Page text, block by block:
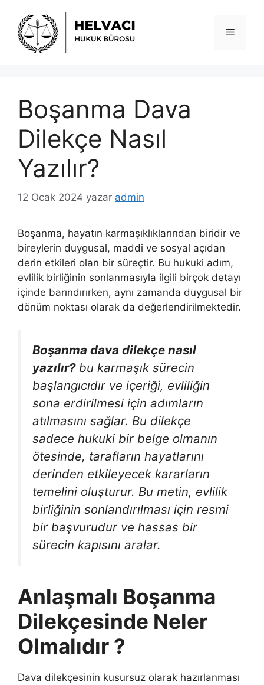
Menü
Boşanma Dava
Dilekçe Nasıl
Yazılır?
12 Ocak 2024 yazar admin
Boşanma, hayatın karmaşıklıklarından biridir ve
bireylerin duygusal, maddi ve sosyal açıdan
derin etkileri olan bir süreçtir. Bu hukuki adım,
evlilik birliğinin sonlanmasıyla ilgili birçok detayı
içinde barındırırken, aynı zamanda duygusal bir
dönüm noktası olarak da değerlendirilmektedir.
Boşanma dava dilekçe nasıl
yazılır?bu karmaşık sürecin
başlangıcıdır ve içeriği, evliliğin
sona erdirilmesi için adımların
atılmasını sağlar. Bu dilekçe
sadece hukuki bir belge olmanın
ötesinde, tarafların hayatlarını
derinden etkileyecek kararların
temelini oluşturur. Bu metin, evlilik
birliğinin sonlandırılması için resmi
bir başvurudur ve hassas bir
sürecin kapısını aralar.
Anlaşmalı Boşanma
Dilekçesinde Neler
Olmalıdır ?
Dava dilekçesinin kusursuz olarak hazırlanması